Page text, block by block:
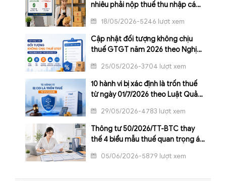
nhiêu phải nộp thuế thu nhập cá
18/05/2026-5246 lượt xem
Cập nhật đối tượng không chịu
thuế GTGT năm 2026 theo Nghị
25/05/2026-3704 lượt xem
10 hành vi bị xác định là trốn thuế
từ ngày 01/7/2026 theo Luật Quản
29/05/2026-4783 lượt xem
Thông tư 50/2026/TT-BTC thay
thế 4 biểu mẫu thuế quan trọng áp
kinh doanh
05/06/2026-5879 lượt xem